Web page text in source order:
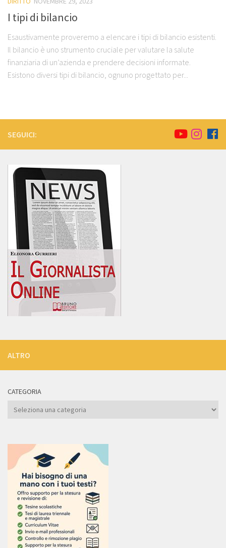
I tipi di bilancio
Esaustivamente proveremo a elencare i tipi di bilancio esistenti.
Il bilancio è uno strumento cruciale per valutare la salute
finanziaria di un’azienda e prendere decisioni informate.
Esistono diversi tipi di bilancio, ognuno progettato per...
SEGUICI:
ALTRO
CATEGORIA
Categoria